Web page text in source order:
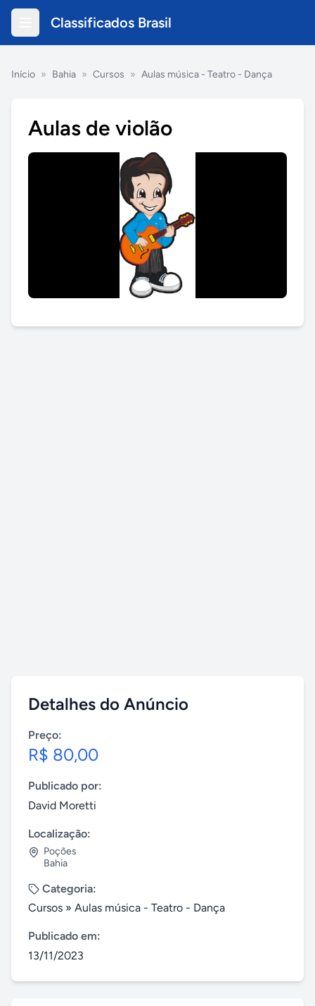
Classificados Brasil
Início » Bahia » Cursos » Aulas música - Teatro - Dança
Aulas de violão
Detalhes do Anúncio
Preço:
R$ 80,00
Publicado por:
David Moretti
Localização:
Poções
Bahia
Categoria:
Cursos » Aulas música - Teatro - Dança
Publicado em:
13/11/2023